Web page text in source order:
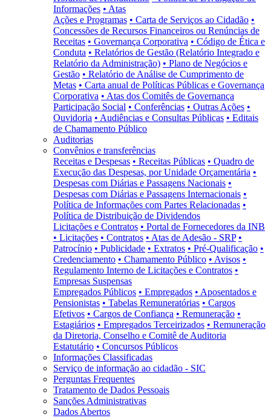
Informações • Atas
Ações e Programas • Carta de Serviços ao Cidadão •
Concessões de Recursos Financeiros ou Renúncias de
Receitas • Governança Corporativa • Código de Ética e
Conduta • Relatórios de Gestão (Relatório Integrado e
Relatório da Administração) • Plano de Negócios e
Gestão • Relatório de Análise de Cumprimento de
Metas • Carta anual de Políticas Públicas e Governança
Corporativa • Atas dos Comitês de Governança
Participação Social • Conferências • Outras Ações •
Ouvidoria • Audiências e Consultas Públicas • Editais
de Chamamento Público
Auditorias
Convênios e transferências
Receitas e Despesas • Receitas Públicas • Quadro de
Execução das Despesas, por Unidade Orçamentária •
Despesas com Diárias e Passagens Nacionais •
Despesas com Diárias e Passagens Internacionais •
Política de Informações com Partes Relacionadas •
Política de Distribuição de Dividendos
Licitações e Contratos • Portal de Fornecedores da INB
• Licitações • Contratos • Atas de Adesão - SRP •
Patrocínio • Publicidade • Extratos • Pré-Qualificação •
Credenciamento • Chamamento Público • Avisos •
Regulamento Interno de Licitações e Contratos •
Empresas Suspensas
Empregados Públicos • Empregados • Aposentados e
Pensionistas • Tabelas Remuneratórias • Cargos
Efetivos • Cargos de Confiança • Remuneração •
Estagiários • Empregados Terceirizados • Remuneração
da Diretoria, Conselho e Comitê de Auditoria
Estatutário • Concursos Públicos
Informações Classificadas
Serviço de informação ao cidadão - SIC
Perguntas Frequentes
Tratamento de Dados Pessoais
Sanções Administrativas
Dados Abertos